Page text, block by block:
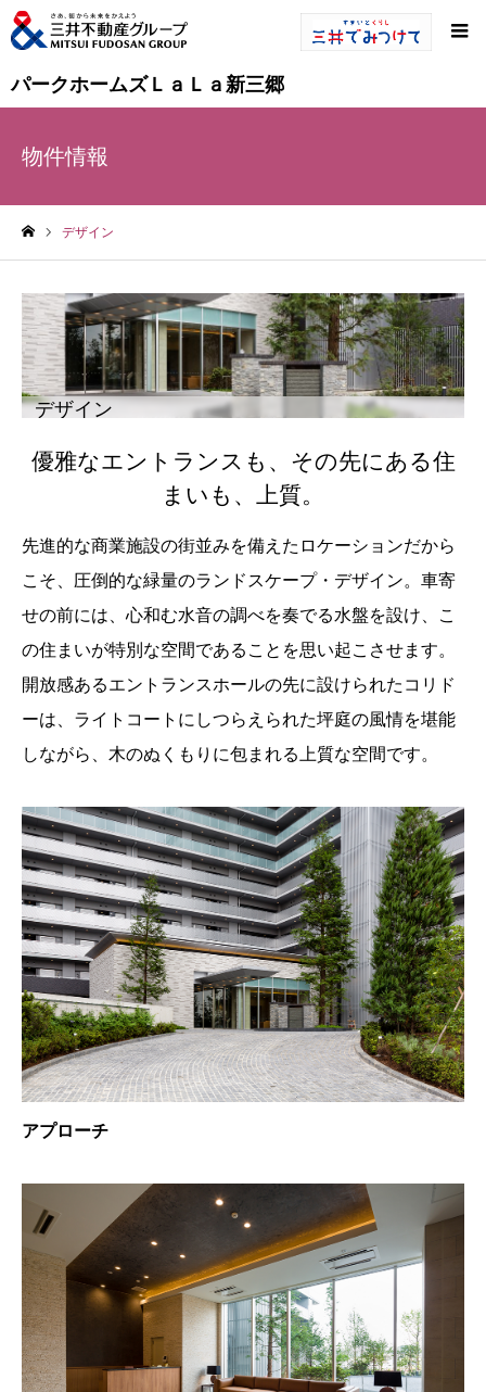
パークホームズＬａＬａ新三郷
物件情報
デザイン
デザイン
優雅なエントランスも、その先にある住
まいも、上質。
先進的な商業施設の街並みを備えたロケーションだから
こそ、圧倒的な緑量のランドスケープ・デザイン。車寄
せの前には、心和む水音の調べを奏でる水盤を設け、こ
の住まいが特別な空間であることを思い起こさせます。
開放感あるエントランスホールの先に設けられたコリド
ーは、ライトコートにしつらえられた坪庭の風情を堪能
しながら、木のぬくもりに包まれる上質な空間です。
アプローチ